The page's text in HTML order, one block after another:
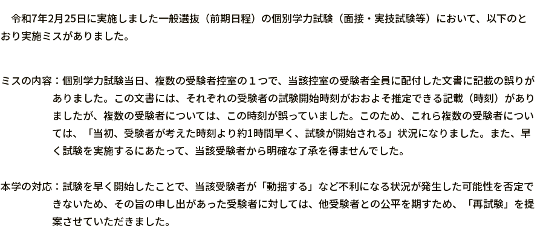
令和7年2月25日に実施しました一般選抜（前期日程）の個別学力試験（面接・実技試験等）において、以下のと
おり実施ミスがありました。
ミスの内容：個別学力試験当日、複数の受験者控室の１つで、当該控室の受験者全員に配付した文書に記載の誤りが
ありました。この文書には、それぞれの受験者の試験開始時刻がおおよそ推定できる記載（時刻）があり
ましたが、複数の受験者については、この時刻が誤っていました。このため、これら複数の受験者につい
ては、「当初、受験者が考えた時刻より約1時間早く、試験が開始される」状況になりました。また、早
く試験を実施するにあたって、当該受験者から明確な了承を得ませんでした。
本学の対応：試験を早く開始したことで、当該受験者が「動揺する」など不利になる状況が発生した可能性を否定で
きないため、その旨の申し出があった受験者に対しては、他受験者との公平を期すため、「再試験」を提
案させていただきました。